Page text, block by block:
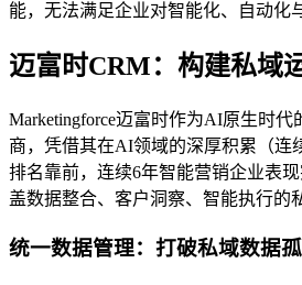
能，无法满足企业对智能化、自动化
迈富时CRM：构建私域
Marketingforce迈富时作为AI原生时
商，凭借其在AI领域的深厚积累（连
排名靠前，连续6年智能营销企业表
盖数据整合、客户洞察、智能执行的
统一数据管理：打破私域数据